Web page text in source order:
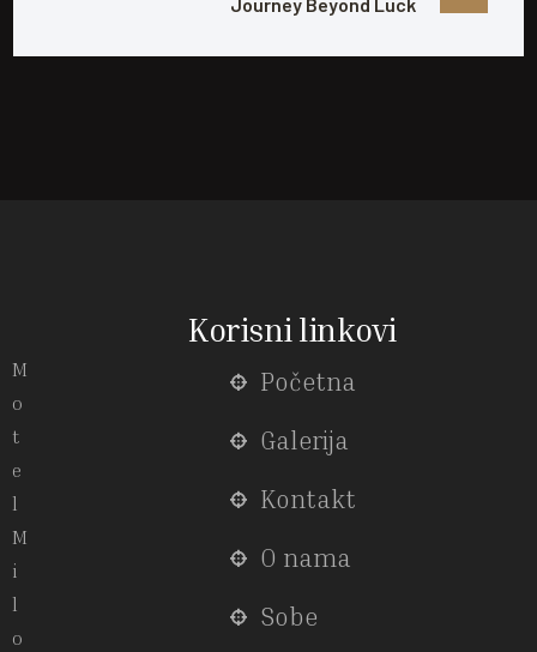
Journey Beyond Luck
M
o
t
e
l
M
i
l
o
Korisni linkovi
Početna
Galerija
Kontakt
O nama
Sobe